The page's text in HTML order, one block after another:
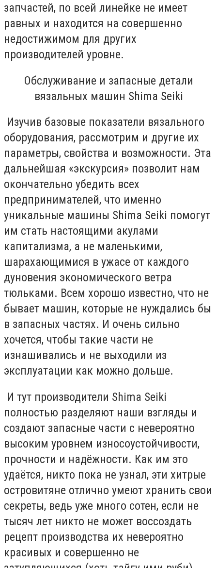
запчастей, по всей линейке не имеет
равных и находится на совершенно
недостижимом для других
производителей уровне.
Обслуживание и запасные детали
вязальных машин Shima Seiki
Изучив базовые показатели вязального
оборудования, рассмотрим и другие их
параметры, свойства и возможности. Эта
дальнейшая «экскурсия» позволит нам
окончательно убедить всех
предпринимателей, что именно
уникальные машины Shima Seiki помогут
им стать настоящими акулами
капитализма, а не маленькими,
шарахающимися в ужасе от каждого
дуновения экономического ветра
тюльками. Всем хорошо известно, что не
бывает машин, которые не нуждались бы
в запасных частях. И очень сильно
хочется, чтобы такие части не
изнашивались и не выходили из
эксплуатации как можно дольше.
И тут производители Shima Seiki
полностью разделяют наши взгляды и
создают запасные части с невероятно
высоким уровнем износоустойчивости,
прочности и надёжности. Как им это
удаётся, никто пока не узнал, эти хитрые
островитяне отлично умеют хранить свои
секреты, ведь уже много сотен, если не
тысяч лет никто не может воссоздать
рецепт производства их невероятно
красивых и совершенно не